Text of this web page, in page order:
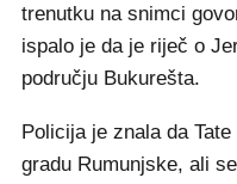
trenutku na snimci
ispalo je da je riječ o
području Bukurešta.
Policija je znala da
gradu Rumunjske, ali